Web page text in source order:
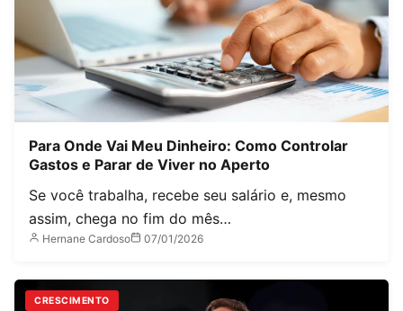
Para Onde Vai Meu Dinheiro: Como Controlar
Gastos e Parar de Viver no Aperto
Se você trabalha, recebe seu salário e, mesmo
assim, chega no fim do mês…
Hernane Cardoso 07/01/2026
CRESCIMENTO